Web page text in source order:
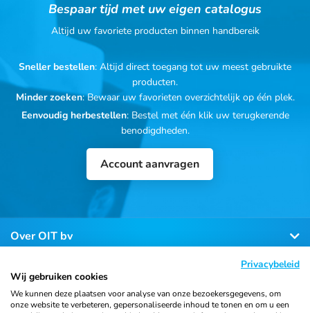
Bespaar tijd met uw eigen catalogus
Altijd uw favoriete producten binnen handbereik
Sneller bestellen: Altijd direct toegang tot uw meest gebruikte
producten.
Minder zoeken: Bewaar uw favorieten overzichtelijk op één plek.
Eenvoudig herbestellen: Bestel met één klik uw terugkerende
benodigdheden.
Account aanvragen
Over OIT bv
Klantenservice
Privacybeleid
Wij gebruiken cookies
We kunnen deze plaatsen voor analyse van onze bezoekersgegevens, om
onze website te verbeteren, gepersonaliseerde inhoud te tonen en om u een